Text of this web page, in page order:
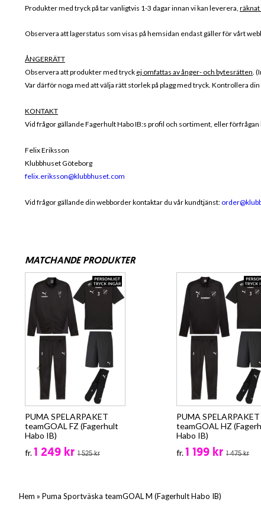
Produkter med tryck på tar vanligtvis 1-3 dagar innan vi kan leverera, räknat
Observera att lagerstatus som visas på hemsidan endast gäller för vårt
ÅNGERRÄTT
Observera att produkter med tryck ej omfattas av ånger- och bytesrätten .
Var därför noga med att välja rätt storlek på plagg med tryck. Kontrollera
KONTAKT
Vid frågor gällande Fagerhult Habo IB:s profil och sortiment, eller
Felix Eriksson
Klubbhuset Göteborg
felix.eriksson@klubbhuset.com
Vid frågor gällande din webborder kontaktar du vår kundtjänst:
MATCHANDE PRODUKTER
PUMA SPELARPAKET
teamGOAL FZ (Fagerhult
Habo IB)
fr.1 249 kr 1 525 kr
PUMA SPELARPAKET
teamGOAL HZ
Habo IB)
fr.1 199 kr 1 475 kr
Hem » Puma Sportväska teamGOAL M (Fagerhult Habo IB)